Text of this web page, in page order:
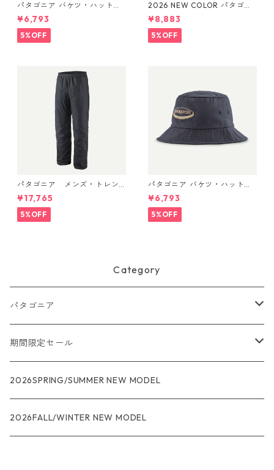
パタゴニア バケツ・ハット 3
3595 Text Logo: Birch Whit
e
¥6,793
5%OFF
2026 NEW COLOR パタゴニ
ア ブラックホール・キュー
ブ 14L (カラー Kaleido: Blac
k) Patagonia Black Hole® Cu
be 14L 日本正規品 製品番号
¥8,883
5%OFF
パタゴニア メンズ・トレン
トシェル 3L・レイン・パンツ
（ショート） (カラー Black)
Patagonia Men's Torrentshe
ll 3L Rain Pants - Short 日本
¥17,765
5%OFF
パタゴニア バケツ・ハット 3
3595 ’95 Oval Logo: Smold
er Blue
¥6,793
5%OFF
Category
パタゴニア
メンズ
R1
R1エア
ウィメンズ
R1
ジャケット・アウター
期間限定セール
★★★
レインウェアー
2026SPRING/SUMMER NEW MODEL
2026FALL/WINTER NEW MODEL